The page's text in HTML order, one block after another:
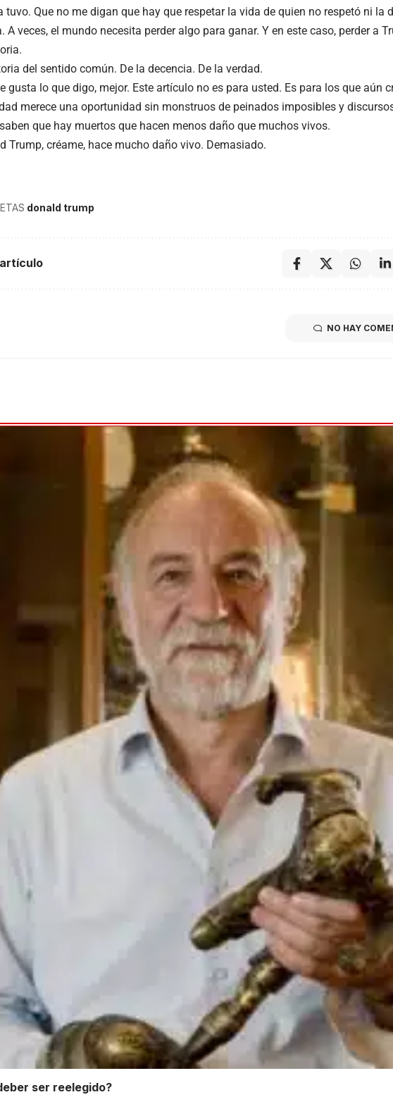
tuvo. Que no me digan que hay que respetar la vida de quien no respetó ni la
A veces, el mundo necesita perder algo para ganar. Y en este caso, perder a
del sentido común. De la decencia. De la verdad.
gusta lo que digo, mejor. Este artículo no es para usted. Es para los que aún
merece una oportunidad sin monstruos de peinados imposibles y
que hay muertos que hacen menos daño que muchos vivos.
Trump, créame, hace mucho daño vivo. Demasiado.
donald trump
NO HAY
ser reelegido?